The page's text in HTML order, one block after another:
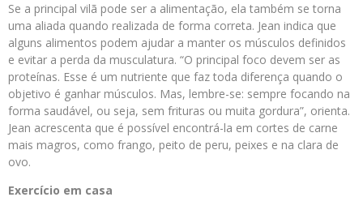
Se a principal vilã pode ser a alimentação, ela também se torna
uma aliada quando realizada de forma correta. Jean indica que
alguns alimentos podem ajudar a manter os músculos definidos
e evitar a perda da musculatura. “O principal foco devem ser as
proteínas. Esse é um nutriente que faz toda diferença quando o
objetivo é ganhar músculos. Mas, lembre-se: sempre focando na
forma saudável, ou seja, sem frituras ou muita gordura”, orienta.
Jean acrescenta que é possível encontrá-la em cortes de carne
mais magros, como frango, peito de peru, peixes e na clara de
ovo.
Exercício em casa